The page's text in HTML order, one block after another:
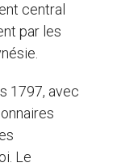
central
par les
1797, avec
Le